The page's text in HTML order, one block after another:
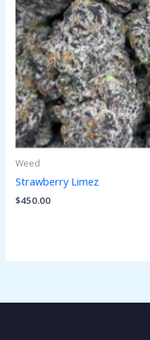
Weed
Strawberry Limez
$450.00